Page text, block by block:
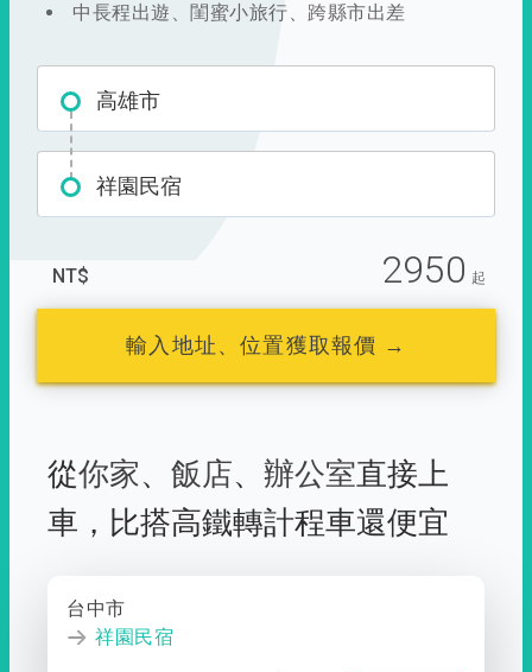
中長程出遊、閨蜜小旅行、跨縣市出差
高雄市
祥園民宿
NT$ 2950 起
輸入地址、位置獲取報價 →
從你家、 飯店、 辦公室直接上
車， 比搭高鐵轉計程車還便宜
台中市
祥園民宿